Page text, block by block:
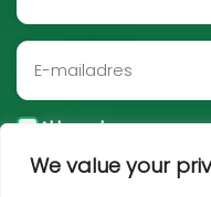
We value your
Akkoord